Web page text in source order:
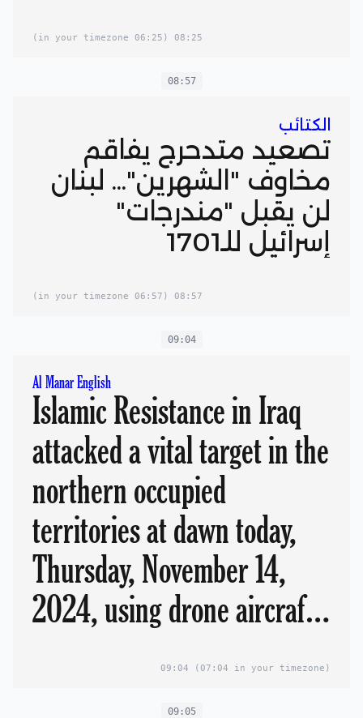
08:25
(06:25 in your timezone)
08:57
الكتائب
تصعيد متدحرج يفاقم
مخاوف "الشهرين"... لبنان
لن يقبل "مندرجات"
إسرائيل للـ1701
08:57
(06:57 in your timezone)
09:04
Al Manar English
Islamic Resistance in Iraq
attacked a vital target in the
northern occupied
territories at dawn today,
Thursday, November 14,
2024, using drone aircraft:
09:04 (07:04 in your timezone)
09:05